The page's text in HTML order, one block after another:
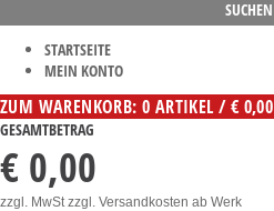
STARTSEITE
MEIN KONTO
ZUM WARENKORB: 0 ARTIKEL / € 0,00
GESAMTBETRAG
€ 0,00
zzgl. MwSt zzgl. Versandkosten ab Werk